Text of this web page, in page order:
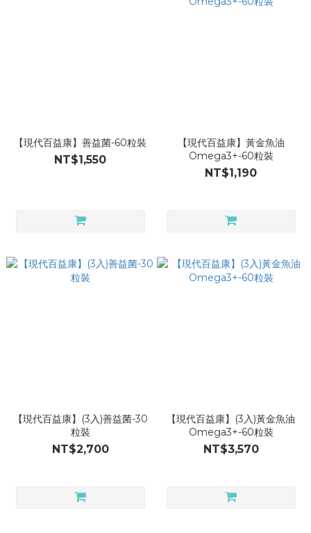
【現代百益康】善益菌-60粒裝
NT$1,550
【現代百益康】黃金魚油
Omega3+-60粒裝
NT$1,190
【現代百益康】(3入)善益菌-30
粒裝
NT$2,700
【現代百益康】(3入)黃金魚油
Omega3+-60粒裝
NT$3,570